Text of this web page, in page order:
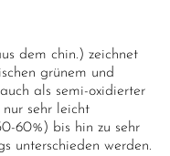
dem chin.) zeichnet
grünem und
als semi-oxidierter
nur sehr leicht
60%) bis hin zu sehr
unterschieden werden.